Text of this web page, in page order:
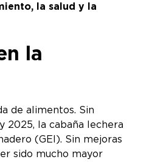
la salud y la
la
de alimentos. Sin
2025, la cabaña lechera
(GEI). Sin mejoras
sido mucho mayor